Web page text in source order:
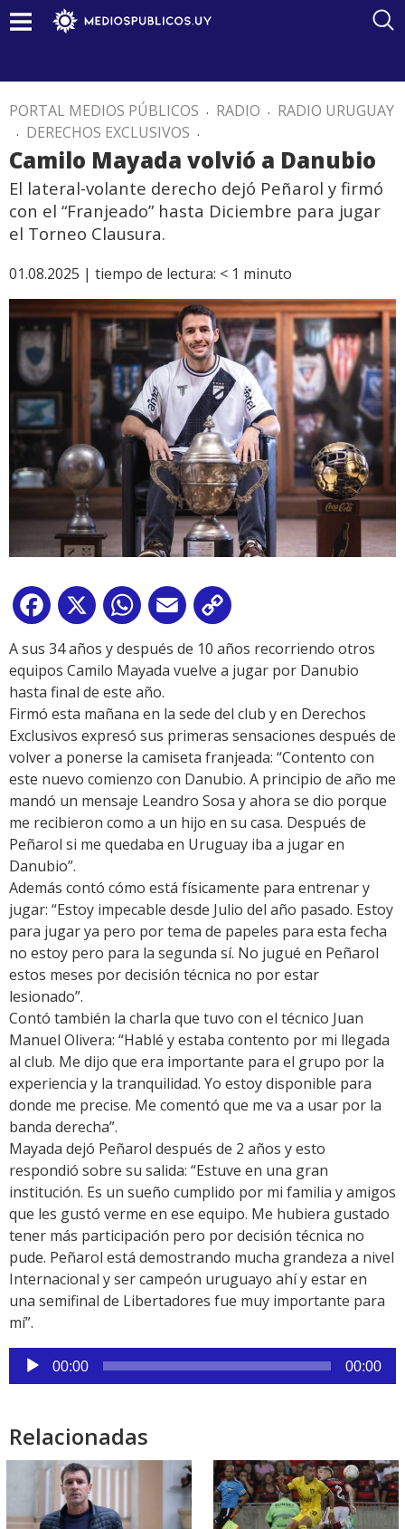
PORTAL MEDIOS PÚBLICOS . RADIO . RADIO URUGUAY
. DERECHOS EXCLUSIVOS .
Camilo Mayada volvió a Danubio
El lateral-volante derecho dejó Peñarol y firmó
con el “Franjeado” hasta Diciembre para jugar
el Torneo Clausura.
01.08.2025 | tiempo de lectura: < 1 minuto
Facebook
X WhatsApp
Email
Link
A sus 34 años y después de 10 años recorriendo otros
equipos Camilo Mayada vuelve a jugar por Danubio
hasta final de este año.
Firmó esta mañana en la sede del club y en Derechos
Exclusivos expresó sus primeras sensaciones después de
volver a ponerse la camiseta franjeada: “Contento con
este nuevo comienzo con Danubio. A principio de año me
mandó un mensaje Leandro Sosa y ahora se dio porque
me recibieron como a un hijo en su casa. Después de
Peñarol si me quedaba en Uruguay iba a jugar en
Danubio”.
Además contó cómo está físicamente para entrenar y
jugar: “Estoy impecable desde Julio del año pasado. Estoy
para jugar ya pero por tema de papeles para esta fecha
no estoy pero para la segunda sí. No jugué en Peñarol
estos meses por decisión técnica no por estar
lesionado”.
Contó también la charla que tuvo con el técnico Juan
Manuel Olivera: “Hablé y estaba contento por mi llegada
al club. Me dijo que era importante para el grupo por la
experiencia y la tranquilidad. Yo estoy disponible para
donde me precise. Me comentó que me va a usar por la
banda derecha”.
Mayada dejó Peñarol después de 2 años y esto
respondió sobre su salida: “Estuve en una gran
institución. Es un sueño cumplido por mi familia y amigos
que les gustó verme en ese equipo. Me hubiera gustado
tener más participación pero por decisión técnica no
pude. Peñarol está demostrando mucha grandeza a nivel
Internacional y ser campeón uruguayo ahí y estar en
una semifinal de Libertadores fue muy importante para
mí”.
Reproductor
de
00:00 00:00
Relacionadas